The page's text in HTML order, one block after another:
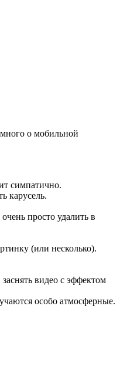
о мобильной
симпатично.
карусель.
просто удалить в
(или несколько).
видео с эффектом
особо атмосферные.